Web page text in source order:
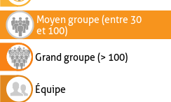
Moyen groupe (entre 30
et 100)
Grand groupe (> 100)
Équipe